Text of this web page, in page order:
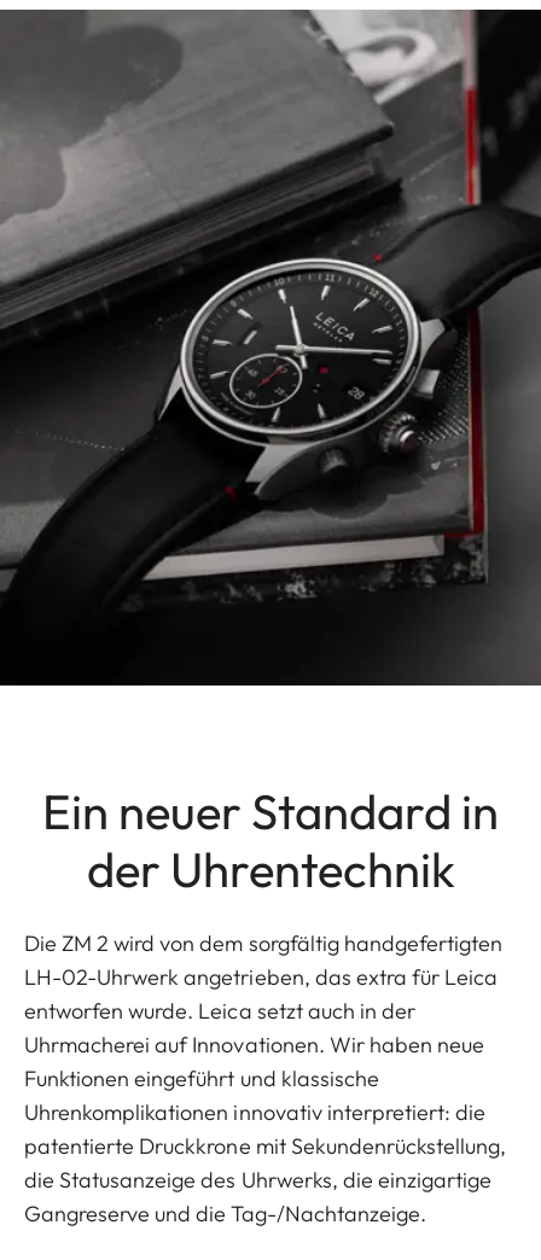
Ein neuer Standard in
der Uhrentechnik
Die ZM 2 wird von dem sorgfältig handgefertigten
LH-02-Uhrwerk angetrieben, das extra für Leica
entworfen wurde. Leica setzt auch in der
Uhrmacherei auf Innovationen. Wir haben neue
Funktionen eingeführt und klassische
Uhrenkomplikationen innovativ interpretiert: die
patentierte Druckkrone mit Sekundenrückstellung,
die Statusanzeige des Uhrwerks, die einzigartige
Gangreserve und die Tag-/Nachtanzeige.